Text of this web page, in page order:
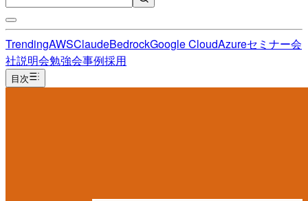
TrendingAWSClaudeBedrockGoogle CloudAzureセミナー会
社説明会勉強会事例採用
目次